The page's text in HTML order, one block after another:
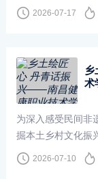
心，非遗农韵传
院赴崇左龙州县暑
2026-07-17
术
为深入感受民间非
掘本土乡村文化振
梦”社会实践队前
实地实践活动，近
2026-07-10